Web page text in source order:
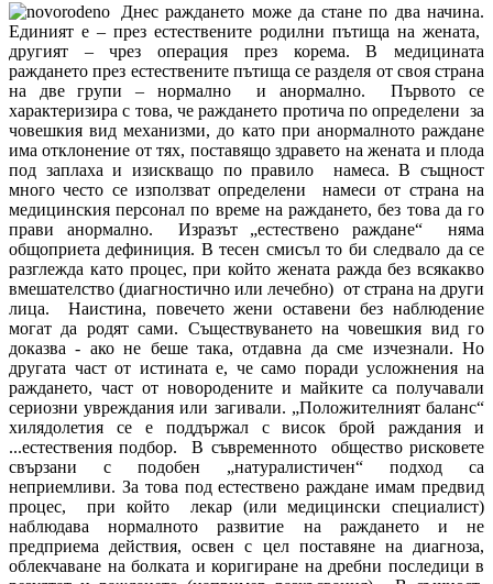
Днес раждането може да стане по два начина.
Единият е – през естествените родилни пътища на жената,
другият – чрез операция през корема. В медицината
раждането през естествените пътища се разделя от своя страна
на две групи – нормално и анормално. Първото се
характеризира с това, че раждането протича по определени за
човешкия вид механизми, до като при анормалното раждане
има отклонение от тях, поставящо здравето на жената и плода
под заплаха и изискващо по правило намеса. В същност
много често се използват определени намеси от страна на
медицинския персонал по време на раждането, без това да го
прави анормално. Изразът „естествено раждане“ няма
общоприета дефиниция. В тесен смисъл то би следвало да се
разглежда като процес, при който жената ражда без всякакво
вмешателство (диагностично или лечебно) от страна на други
лица. Наистина, повечето жени оставени без наблюдение
могат да родят сами. Съществуването на човешкия вид го
доказва - ако не беше така, отдавна да сме изчезнали. Но
другата част от истината е, че само поради усложнения на
раждането, част от новородените и майките са получавали
сериозни увреждания или загивали. „Положителният баланс“
хилядолетия се е поддържал с висок брой раждания и
...естествения подбор. В съвременното общество рисковете
свързани с подобен „натуралистичен“ подход са
неприемливи. За това под естествено раждане имам предвид
процес, при който лекар (или медицински специалист)
наблюдава нормалното развитие на раждането и не
предприема действия, освен с цел поставяне на диагноза,
облекчаване на болката и коригиране на дребни последици в